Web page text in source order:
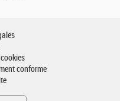
conforme